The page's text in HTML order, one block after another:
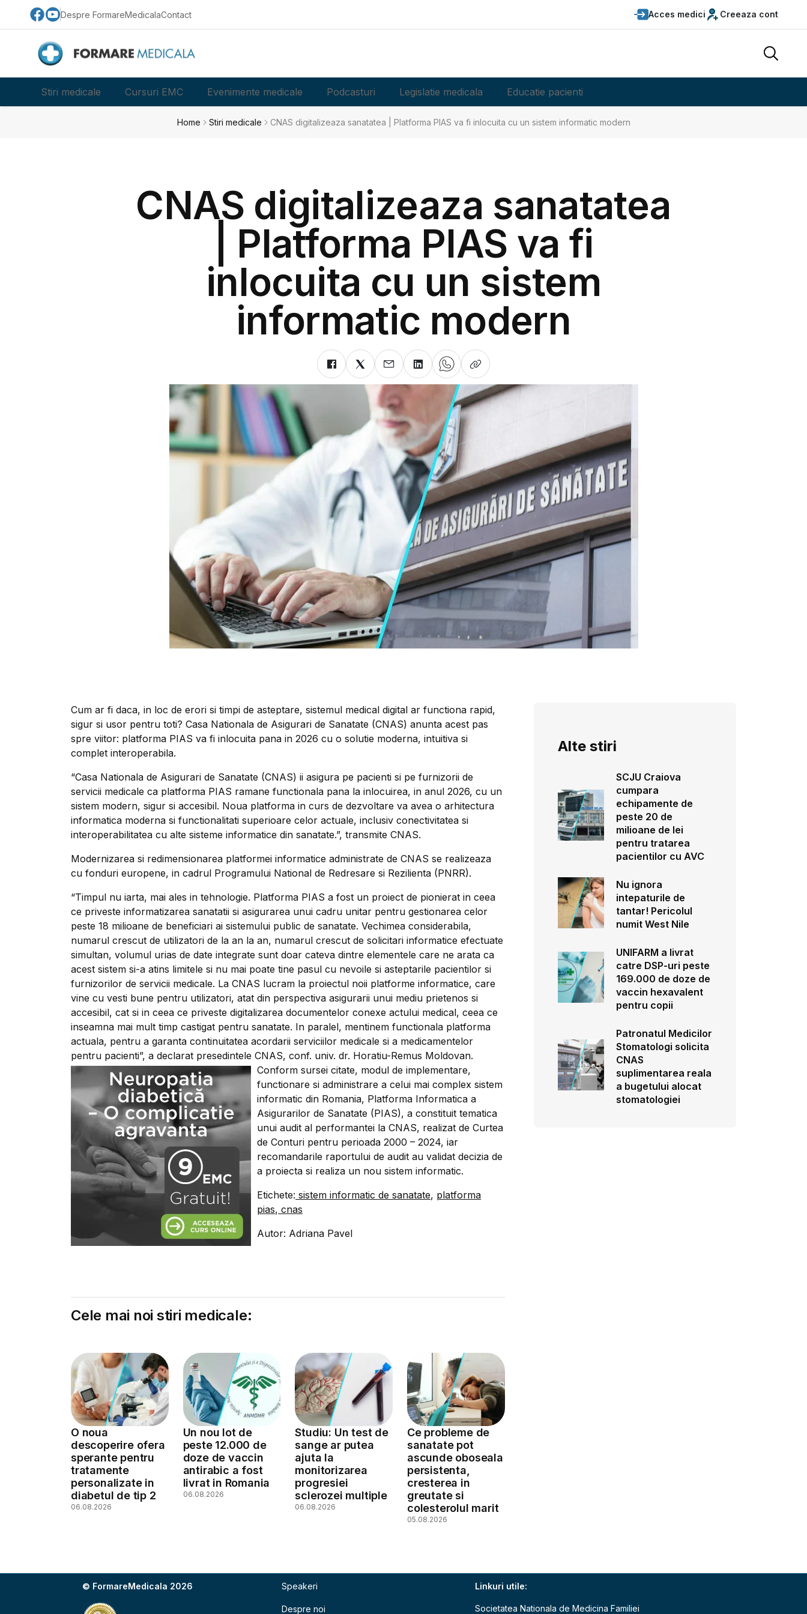
Despre FormareMedicalaContact Acces medici Creeaza cont
Stiri medicale Cursuri EMC Evenimente medicale Podcasturi Legislatie medicala Educatie pacienti
Home Stiri medicale CNAS digitalizeaza sanatatea | Platforma PIAS va fi inlocuita cu un sistem informatic modern
CNAS digitalizeaza sanatatea
| Platforma PIAS va fi
inlocuita cu un sistem
informatic modern
Cum ar fi daca, in loc de erori si timpi de asteptare, sistemul medical digital ar functiona rapid,
sigur si usor pentru toti? Casa Nationala de Asigurari de Sanatate (CNAS) anunta acest pas
spre viitor: platforma PIAS va fi inlocuita pana in 2026 cu o solutie moderna, intuitiva si
complet interoperabila.
“Casa Nationala de Asigurari de Sanatate (CNAS) ii asigura pe pacienti si pe furnizorii de
servicii medicale ca platforma PIAS ramane functionala pana la inlocuirea, in anul 2026, cu un
sistem modern, sigur si accesibil. Noua platforma in curs de dezvoltare va avea o arhitectura
informatica moderna si functionalitati superioare celor actuale, inclusiv conectivitatea si
interoperabilitatea cu alte sisteme informatice din sanatate.”, transmite CNAS.
Modernizarea si redimensionarea platformei informatice administrate de CNAS se realizeaza
cu fonduri europene, in cadrul Programului National de Redresare si Rezilienta (PNRR).
“Timpul nu iarta, mai ales in tehnologie. Platforma PIAS a fost un proiect de pionierat in ceea
ce priveste informatizarea sanatatii si asigurarea unui cadru unitar pentru gestionarea celor
peste 18 milioane de beneficiari ai sistemului public de sanatate. Vechimea considerabila,
numarul crescut de utilizatori de la an la an, numarul crescut de solicitari informatice efectuate
simultan, volumul urias de date integrate sunt doar cateva dintre elementele care ne arata ca
acest sistem si-a atins limitele si nu mai poate tine pasul cu nevoile si asteptarile pacientilor si
furnizorilor de servicii medicale. La CNAS lucram la proiectul noii platforme informatice, care
vine cu vesti bune pentru utilizatori, atat din perspectiva asigurarii unui mediu prietenos si
accesibil, cat si in ceea ce priveste digitalizarea documentelor conexe actului medical, ceea ce
inseamna mai mult timp castigat pentru sanatate. In paralel, mentinem functionala platforma
actuala, pentru a garanta continuitatea acordarii serviciilor medicale si a medicamentelor
pentru pacienti”, a declarat presedintele CNAS, conf. univ. dr. Horatiu-Remus Moldovan.
Conform sursei citate, modul de implementare,
functionare si administrare a celui mai complex sistem
informatic din Romania, Platforma Informatica a
Asigurarilor de Sanatate (PIAS), a constituit tematica
unui audit al performantei la CNAS, realizat de Curtea
de Conturi pentru perioada 2000 – 2024, iar
recomandarile raportului de audit au validat decizia de
a proiecta si realiza un nou sistem informatic.
Etichete: sistem informatic de sanatate, platforma
pias, cnas
Autor: Adriana Pavel
Cele mai noi stiri medicale:
O noua
descoperire ofera
sperante pentru
tratamente
personalizate in
diabetul de tip 2
06.08.2026
Un nou lot de
peste 12.000 de
doze de vaccin
antirabic a fost
livrat in Romania
06.08.2026
Studiu: Un test de
sange ar putea
ajuta la
monitorizarea
progresiei
sclerozei multiple
06.08.2026
Ce probleme de
sanatate pot
ascunde oboseala
persistenta,
cresterea in
greutate si
colesterolul marit
05.08.2026
Alte stiri
SCJU Craiova
cumpara
echipamente de
peste 20 de
milioane de lei
pentru tratarea
pacientilor cu AVC
Nu ignora
intepaturile de
tantar! Pericolul
numit West Nile
UNIFARM a livrat
catre DSP-uri peste
169.000 de doze de
vaccin hexavalent
pentru copii
Patronatul Medicilor
Stomatologi solicita
CNAS
suplimentarea reala
a bugetului alocat
stomatologiei
© FormareMedicala 2026 Speakeri
Despre noi
Linkuri utile:
Societatea Nationala de Medicina Familiei